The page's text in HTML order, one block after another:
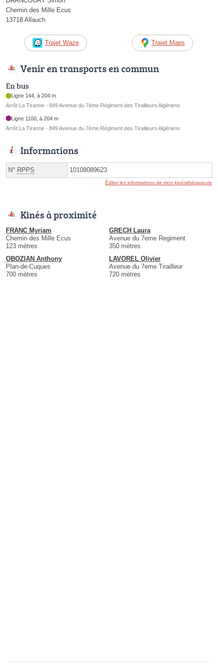
Chemin des Mille Ecus
13718 Allauch
Trajet Waze Trajet Maps
Venir en transports en commun
En bus
Ligne 144, à 204 m
Arrêt La Tiranne - 849 Avenue du 7ème Régiment des Tirailleurs Algériens
Ligne 1100, à 204 m
Arrêt La Tiranne - 849 Avenue du 7ème Régiment des Tirailleurs Algériens
Informations
N° RPPS 10108089623
Éditer les informations de mon kinésithérapeute
Kinés à proximité
FRANC Myriam
Chemin des Mille Ecus
123 mètres
GRECH Laura
Avenue du 7eme Regiment
350 mètres
OBOZIAN Anthony
Plan-de-Cuques
700 mètres
LAVOREL Olivier
Avenue du 7eme Tirailleur
720 mètres